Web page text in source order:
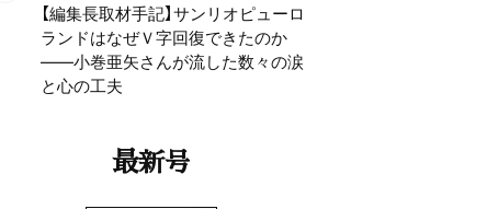
【編集長取材手記】サンリオピューロ
ランドはなぜＶ字回復できたのか
——小巻亜矢さんが流した数々の涙
と心の工夫
最新号